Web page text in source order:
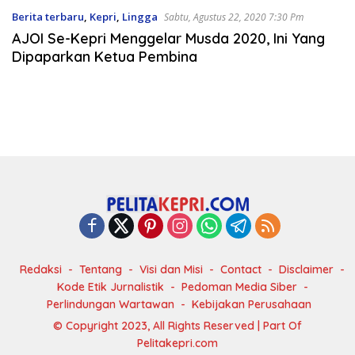
Berita terbaru, Kepri, Lingga Sabtu, Agustus 22, 2020 7:30 Pm
AJOI Se-Kepri Menggelar Musda 2020, Ini Yang
Dipaparkan Ketua Pembina
Redaksi Tentang Visi dan Misi Contact
Disclaimer
Kode Etik Jurnalistik
Pedoman Media Siber
Perlindungan Wartawan
Kebijakan Perusahaan
© Copyright 2023, All Rights Reserved | Part Of
Pelitakepri.com